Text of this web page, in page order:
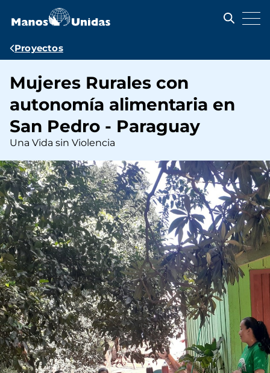
contenido
Ruta
navegación
Proyectos
Mujeres Rurales con
autonomía alimentaria en
San Pedro - Paraguay
Una Vida sin Violencia